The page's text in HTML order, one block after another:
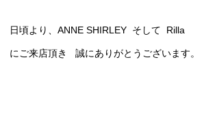
日頃より、ANNE SHIRLEY そして Rilla
にご来店頂き 誠にありがとうございます。